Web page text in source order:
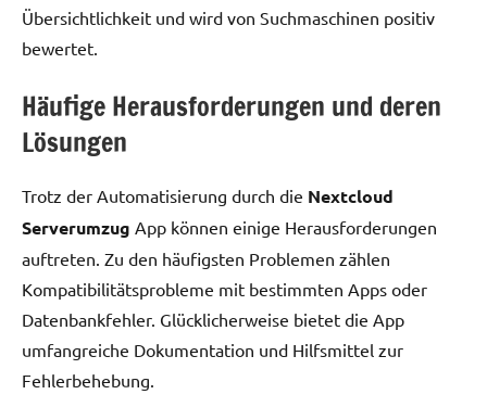
Übersichtlichkeit und wird von Suchmaschinen positiv
bewertet.
Häufige Herausforderungen und deren
Lösungen
Trotz der Automatisierung durch die Nextcloud
Serverumzug App können einige Herausforderungen
auftreten. Zu den häufigsten Problemen zählen
Kompatibilitätsprobleme mit bestimmten Apps oder
Datenbankfehler. Glücklicherweise bietet die App
umfangreiche Dokumentation und Hilfsmittel zur
Fehlerbehebung.